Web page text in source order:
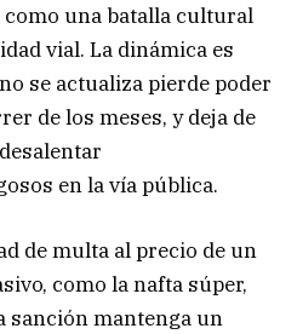
una batalla cultural
vial. La dinámica es
se actualiza pierde poder
de los meses, y deja de
en la vía pública.
de multa al precio de un
como la nafta súper,
sanción mantenga un